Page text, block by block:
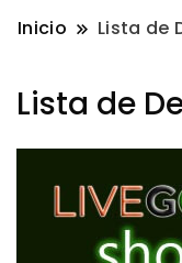
Inicio Lista de
Lista de